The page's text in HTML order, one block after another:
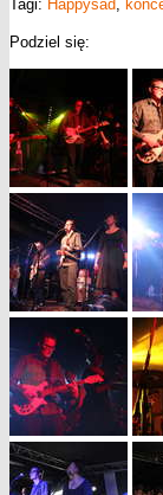
Tagi: Happysad,
Podziel się: